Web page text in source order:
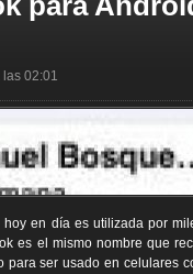
02:01
en día es utilizada por
es el mismo nombre que
ser usado en celulares